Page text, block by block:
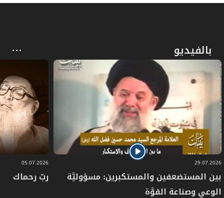
بالفيديو
29.07.2026
بين المستضعفين والمستكبرين: مسؤوليَّة
الوعي وصناعة القوَّة
05.07.2026
ربّ رحماك